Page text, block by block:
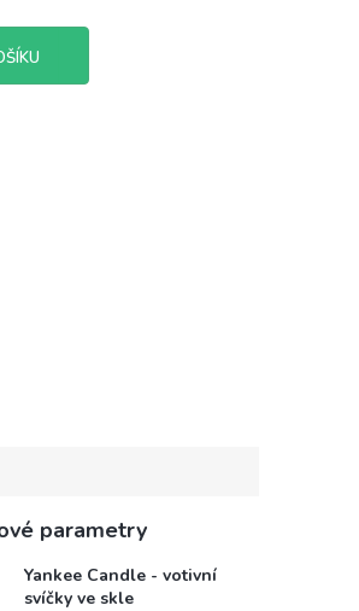
parametry
Yankee Candle - votivní
svíčky ve skle